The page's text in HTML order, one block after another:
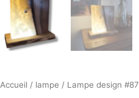
Accueil / lampe / Lampe design #87